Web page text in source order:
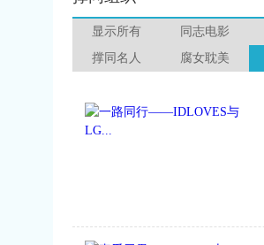
显示所有 同志电影
撑同名人
腐女耽美